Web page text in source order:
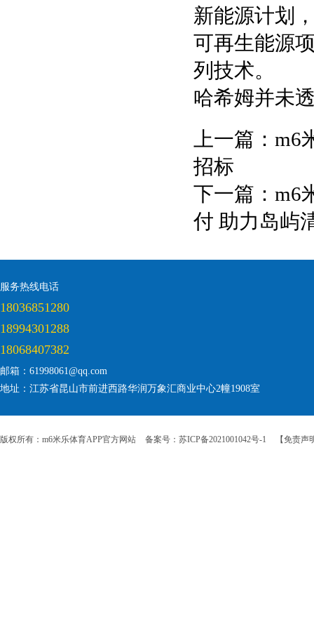
新能源计划
可再生能源
列技术。
哈希姆并未
上一篇： m6
招标
下一篇： m6
付 助力岛屿
服务热线电话
18036851280
18994301288
18068407382
邮箱：61998061@qq.com
地址：江苏省昆山市前进西路华润万象汇商业中心2幢1908室
版权所有：m6米乐体育APP官方网站 备案号：苏ICP备2021001042号-1 【免责声